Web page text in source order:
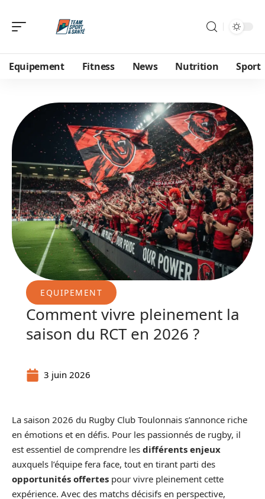
Equipement Fitness News Nutrition Sport
EQUIPEMENT
Comment vivre pleinement la
saison du RCT en 2026 ?
3 juin 2026
La saison 2026 du Rugby Club Toulonnais s’annonce riche
en émotions et en défis. Pour les passionnés de rugby, il
est essentiel de comprendre les différents enjeux
auxquels l’équipe fera face, tout en tirant parti des
opportunités offertes pour vivre pleinement cette
expérience. Avec des matchs décisifs en perspective,